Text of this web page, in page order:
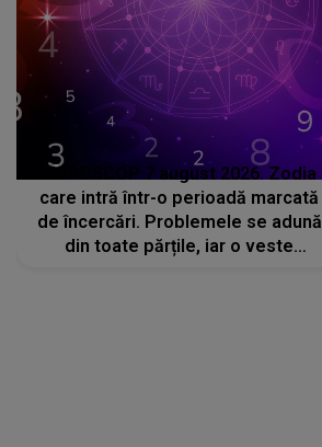
HOROSCOP 7 august 2026. Zodia
care intră într-o perioadă marcată
de încercări. Problemele se adună
din toate părțile, iar o veste